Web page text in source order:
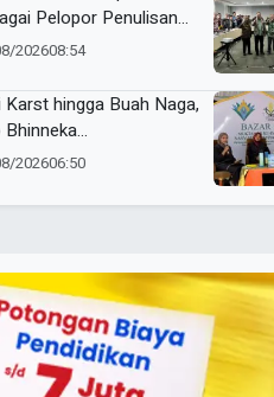
Pelopor Penulisan
Muhammadiyah
202608:54
Karst hingga Buah Naga,
Bhinneka
Tunjukkan
Nasyiatul Aisyiyah
202606:50